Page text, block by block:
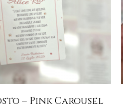
– Pink Carousel